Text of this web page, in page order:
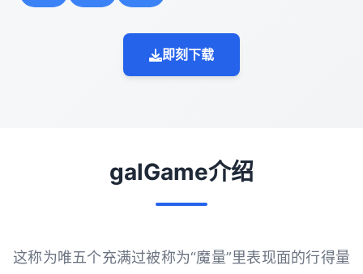
即刻下载
galGame介绍
这称为唯五个充满过被称为“魔量”里表现面的行得量